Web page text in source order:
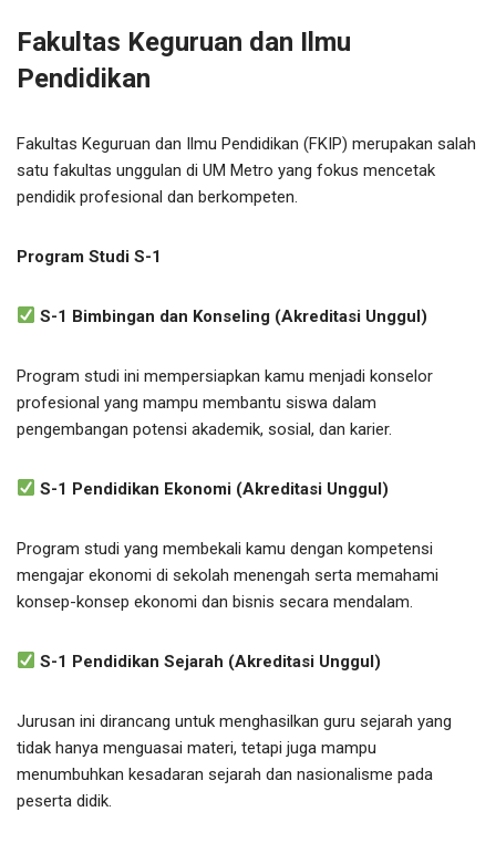
Fakultas Keguruan dan Ilmu
Pendidikan
Fakultas Keguruan dan Ilmu Pendidikan (FKIP) merupakan salah
satu fakultas unggulan di UM Metro yang fokus mencetak
pendidik profesional dan berkompeten.
Program Studi S-1
S-1 Bimbingan dan Konseling (Akreditasi Unggul)
Program studi ini mempersiapkan kamu menjadi konselor
profesional yang mampu membantu siswa dalam
pengembangan potensi akademik, sosial, dan karier.
S-1 Pendidikan Ekonomi (Akreditasi Unggul)
Program studi yang membekali kamu dengan kompetensi
mengajar ekonomi di sekolah menengah serta memahami
konsep-konsep ekonomi dan bisnis secara mendalam.
S-1 Pendidikan Sejarah (Akreditasi Unggul)
Jurusan ini dirancang untuk menghasilkan guru sejarah yang
tidak hanya menguasai materi, tetapi juga mampu
menumbuhkan kesadaran sejarah dan nasionalisme pada
peserta didik.